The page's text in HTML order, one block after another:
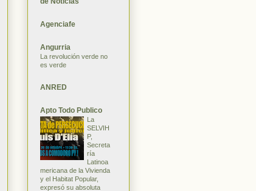
Agenciafe
Angurria
La revolución verde no
es verde
ANRED
Apto Todo Publico
La
SELVIH
P,
Secreta
ría
Latinoa
mericana de la Vivienda
y el Habitat Popular,
expresó su absoluta